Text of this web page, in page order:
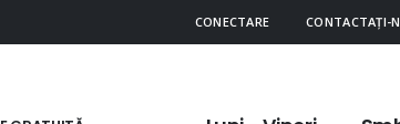
CONECTARE CONTACTAȚI-